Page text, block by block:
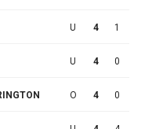
U 4 1
U 4 0
O 4 0